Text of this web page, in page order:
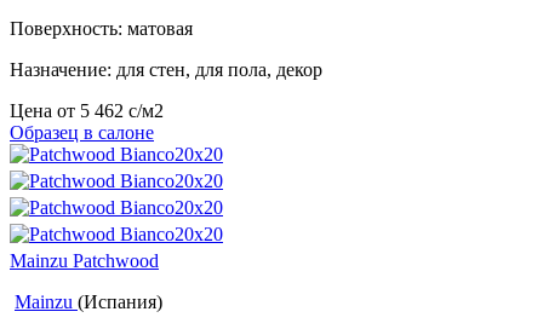
Поверхность: матовая
Назначение: для стен, для пола, декор
Цена от 5 462 c/м2
Образец в салоне
Mainzu Patchwood
Mainzu (Испания)